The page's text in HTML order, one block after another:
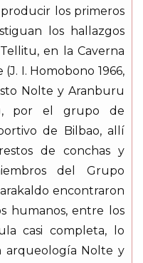
los primeros
los hallazgos
en la Caverna
I. Homobono 1966,
Nolte y Aranburu
por el grupo de
de Bilbao, allí
de conchas y
del Grupo
encontraron
humanos, entre los
casi completa, lo
arqueología Nolte y